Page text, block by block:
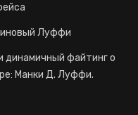
Луффи
динамичный файтинг о
Манки Д. Луффи.